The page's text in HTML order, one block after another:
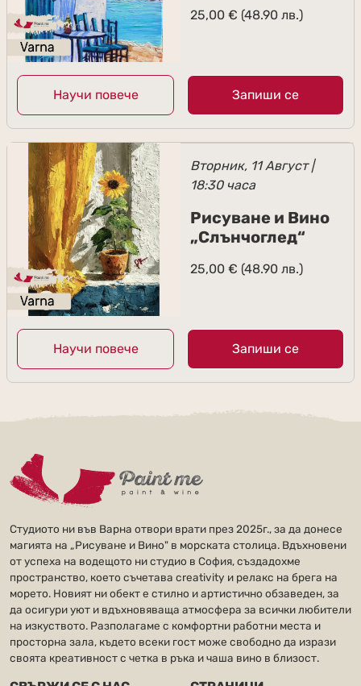
25,00 € (48.90 лв.)
Научи повече Запиши се
Вторник, 11 Август |
18:30 часа
Рисуване и Вино
„Слънчоглед“
25,00 € (48.90 лв.)
Научи повече Запиши се
Студиото ни във Варна отвори врати през 2025г., за да донесе
магията на „Рисуване и Вино" в морската столица. Вдъхновени
от успеха на водещото ни студио в София, създадохме
пространство, което съчетава creativity и релакс на брега на
морето. Новият ни обект е стилно и артистично обзаведен, за
да осигури уют и вдъхновяваща атмосфера за всички любители
на изкуството. Разполагаме с комфортни работни места и
просторна зала, където всеки гост може свободно да изрази
своята креативност с четка в ръка и чаша вино в близост.